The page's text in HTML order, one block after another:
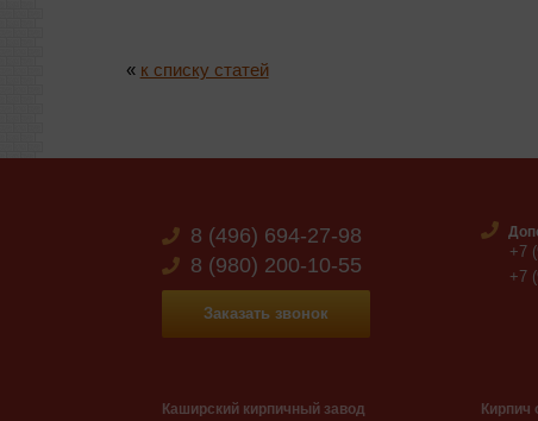
« к списку статей
8 (496) 694-27-98
8 (980) 200-10-55
Заказать звонок
+7
+7
Каширский кирпичный завод Кирпич